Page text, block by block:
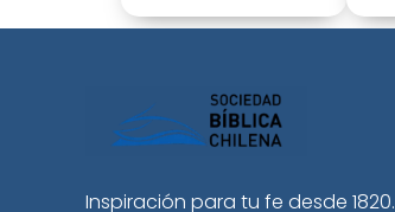
Inspiración para tu fe desde 1820.